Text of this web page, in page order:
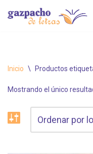
Inicio \ Productos
Mostrando el único